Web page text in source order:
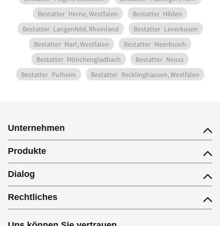
Bestatter Herne, Westfalen Bestatter Hilden
Bestatter Langenfeld, Rheinland Bestatter Leverkusen
Bestatter Marl, Westfalen Bestatter Meerbusch
Bestatter Mönchengladbach Bestatter Neuss
Bestatter Pulheim Bestatter Recklinghausen, Westfalen
Unternehmen
Produkte
Dialog
Rechtliches